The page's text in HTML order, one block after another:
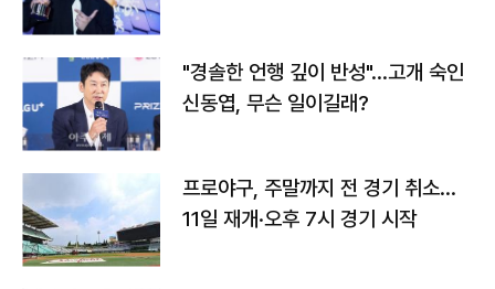
"경솔한 언행 깊이 반성"…고개 숙인
신동엽, 무슨 일이길래?
프로야구, 주말까지 전 경기 취소…
11일 재개·오후 7시 경기 시작